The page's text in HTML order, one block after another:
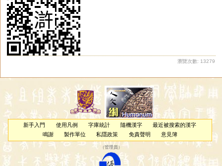
瀏覽次數: 13279
新手入門 使用凡例 字庫統計 隨機漢字
最近被搜索的漢字
鳴謝
製作單位 私隱政策 免責聲明 意見簿
（管理員 ）